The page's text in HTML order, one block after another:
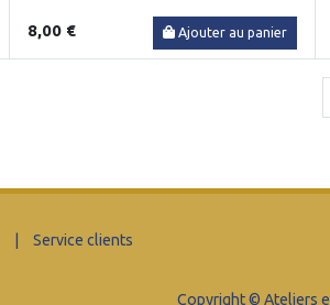
8,00 € Ajouter au panier
| Service clients
Copyright © Ateliers